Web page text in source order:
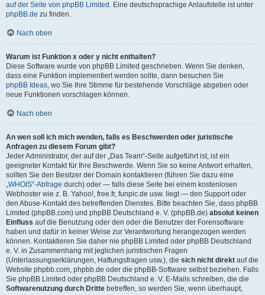
auf der Seite von phpBB Limited . Eine deutschsprachige Anlaufstelle ist unter
phpBB.de zu finden.
Nach oben
Warum ist Funktion x oder y nicht enthalten?
Diese Software wurde von phpBB Limited geschrieben. Wenn Sie denken,
dass eine Funktion implementiert werden sollte, dann besuchen Sie
phpBB Ideas, wo Sie Ihre Stimme für bestehende Vorschläge abgeben oder
neue Funktionen vorschlagen können.
Nach oben
An wen soll ich mich wenden, falls es Beschwerden oder juristische
Anfragen zu diesem Forum gibt?
Jeder Administrator, der auf der „Das Team“-Seite aufgeführt ist, ist ein
geeigneter Kontakt für Ihre Beschwerde. Wenn Sie so keine Antwort erhalten,
sollten Sie den Besitzer der Domain kontaktieren (führen Sie dazu eine
„WHOIS“-Abfrage durch) oder — falls diese Seite bei einem kostenlosen
Webhoster wie z. B. Yahoo!, free.fr, funpic.de usw. liegt — den Support oder
den Abuse-Kontakt des betreffenden Dienstes. Bitte beachten Sie, dass phpBB
Limited (phpBB.com) und phpBB Deutschland e. V. (phpBB.de) absolut keinen
Einfluss auf die Benutzung oder den oder die Benutzer der Forensoftware
haben und dafür in keiner Weise zur Verantwortung herangezogen werden
können. Kontaktieren Sie daher nie phpBB Limited oder phpBB Deutschland
e. V. in Zusammenhang mit jeglichen juristischen Fragen
(Unterlassungserklärungen, Haftungsfragen usw.), die sich nicht direkt auf die
Website phpbb.com, phpbb.de oder die phpBB-Software selbst beziehen. Falls
Sie phpBB Limited oder phpBB Deutschland e. V. E-Mails schreiben, die die
Softwarenutzung durch Dritte betreffen, so werden Sie, wenn überhaupt,